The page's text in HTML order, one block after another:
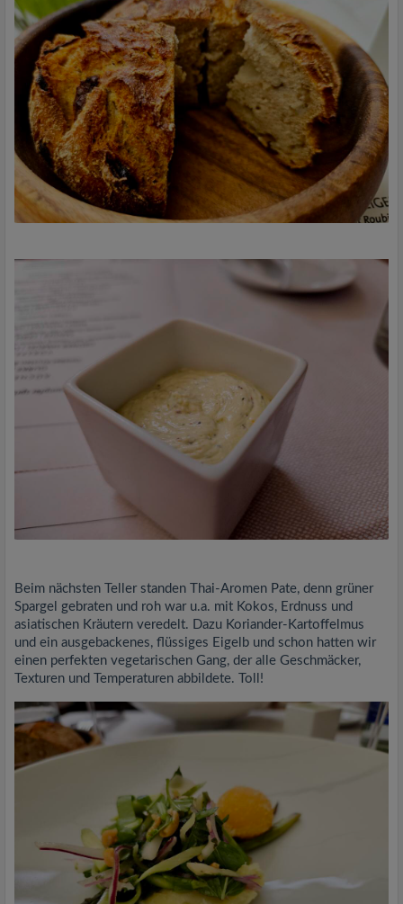
Beim nächsten Teller standen Thai-Aromen Pate, denn grüner
Spargel gebraten und roh war u.a. mit Kokos, Erdnuss und
asiatischen Kräutern veredelt. Dazu Koriander-Kartoffelmus
und ein ausgebackenes, flüssiges Eigelb und schon hatten wir
einen perfekten vegetarischen Gang, der alle Geschmäcker,
Texturen und Temperaturen abbildete. Toll!